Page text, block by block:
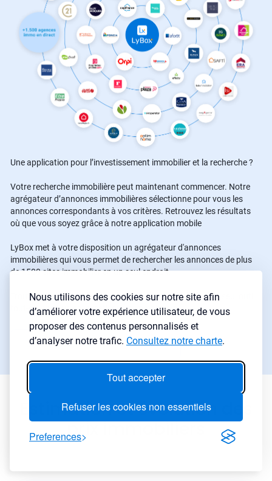
Nous utilisons des cookies sur notre site afin
d’améliorer votre expérience utilisateur, de vous
proposer des contenus personnalisés et
d’analyser notre trafic. Consultez notre charte.
Tout accepter
Refuser les cookies non essentiels
Preferences
Une application pour l’investissement immobilier et la recherche ?
Votre recherche immobilière peut maintenant commencer. Notre
agrégateur d’annonces immobilières sélectionne pour vous les
annonces correspondants à vos critères. Retrouvez les résultats
où que vous soyez grâce à notre application mobile
LyBox met à votre disposition un agrégateur d'annonces
immobilières qui vous permet de rechercher les annonces de plus
de 1500 sites immobilier en un seul endroit.
Trouvez maintenant votre prochain bien rentable avec le seul outil
tout-en-un pour les investisseurs immobiliers.
Commencer une recherche→
Estimation et évolution des
prix immobiliers